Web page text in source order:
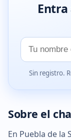
Tu
nombre
Sin registro.
Sobre el
En Puebla de la